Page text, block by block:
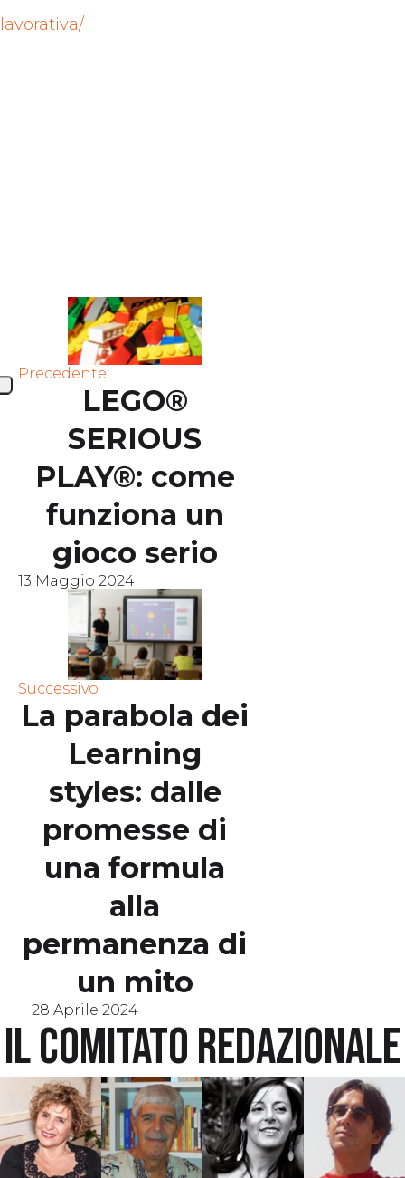
lavorativa/
Precedente
LEGO®
SERIOUS
PLAY®: come
funziona un
gioco serio
13 Maggio 2024
Successivo
La parabola dei
Learning
styles: dalle
promesse di
una formula
alla
permanenza di
un mito
28 Aprile 2024
Il comitato redazionale